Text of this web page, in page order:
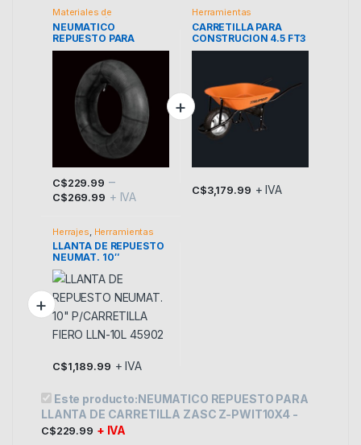
Materiales de
Construcción
NEUMATICO
REPUESTO PARA
LLANTA DE
CARRETILLA ZASC Z-
PWIT10X4
C$229.99 –
C$269.99 + IVA
Este producto tiene múltiples variantes. Las opciones se
Herramientas
CARRETILLA PARA
CONSTRUCION 4.5 FT3
C$3,179.99 + IVA
Herrajes Herramientas
LLANTA DE REPUESTO
NEUMAT. 10″
P/CARRETILLA FIERO
LLN-10L 45902
C$1,189.99 + IVA
Este producto:NEUMATICO REPUESTO PARA
LLANTA DE CARRETILLA ZASC Z-PWIT10X4-
C$229.99 + IVA